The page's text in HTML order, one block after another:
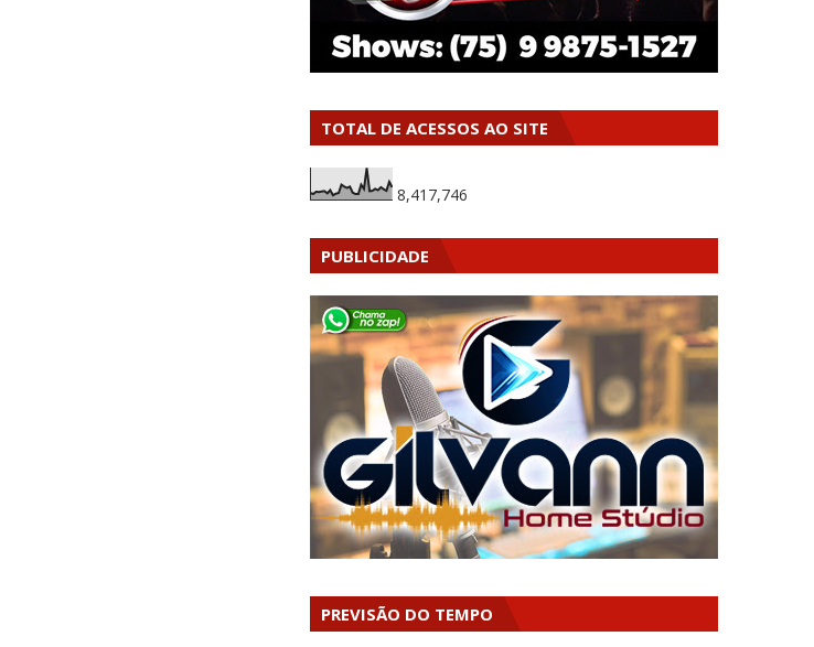
TOTAL DE ACESSOS AO SITE
8,417,746
PUBLICIDADE
PREVISÃO DO TEMPO